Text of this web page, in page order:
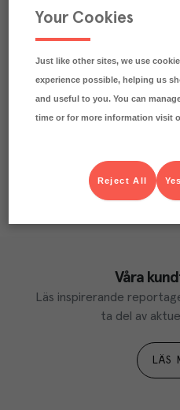
Klimatavtryck
utsläppen av 0.2 kg
Läs mer om hur vi
Våra
Läs inspirerande
ta del av
LÄS
Your Cookies
Just like other sites, we use
experience possible, helping us
and useful to you. You can
time or for more information visit
Reject All